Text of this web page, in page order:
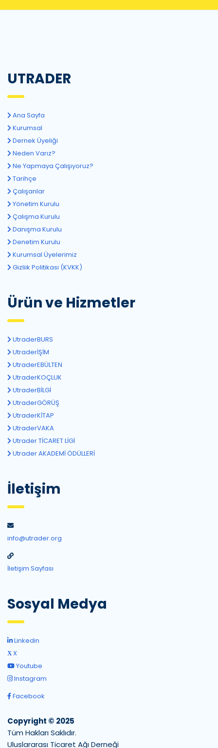
UTRADER
Ana Sayfa
Kurumsal
Dernek Üyeliği
Neden Varız?
Ne Yapmaya Çalışıyoruz?
Tarihçe
Çalışanlar
Yönetim Kurulu
Çalışma Kurulu
Danışma Kurulu
Denetim Kurulu
Kurumsal Üyelerimiz
Gizliik Politikası (KVKK)
Ürün ve Hizmetler
UtraderBURS
UtraderİŞİM
UtraderEBÜLTEN
UtraderKOÇLUK
UtraderBİLGİ
UtraderGÖRÜŞ
UtraderKİTAP
UtraderVAKA
Utrader TİCARET LİGİ
Utrader AKADEMİ ÖDÜLLERİ
İletişim
info@utrader.org
İletişim Sayfası
Sosyal Medya
Linkedin
X
Youtube
Instagram
Facebook
Copyright © 2025
Tüm Hakları Saklıdır.
Uluslararası Ticaret Ağı Derneği